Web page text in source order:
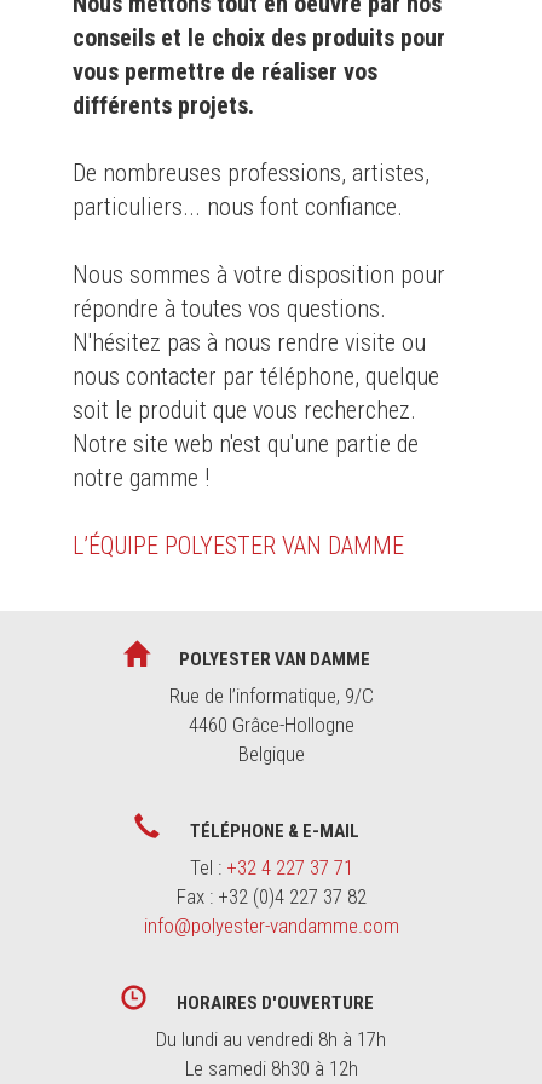
conseils et le choix des produits pour
vous permettre de réaliser vos
différents projets.
De nombreuses professions, artistes,
particuliers... nous font confiance.
Nous sommes à votre disposition pour
répondre à toutes vos questions.
N'hésitez pas à nous rendre visite ou
nous contacter par téléphone, quelque
soit le produit que vous recherchez.
Notre site web n'est qu'une partie de
notre gamme !
L’ÉQUIPE POLYESTER VAN DAMME
POLYESTER VAN DAMME
Rue de l’informatique, 9/C
4460 Grâce-Hollogne
Belgique
TÉLÉPHONE & E-MAIL
Tel : +32 4 227 37 71
Fax : +32 (0)4 227 37 82
info@polyester-vandamme.com
HORAIRES D'OUVERTURE
Du lundi au vendredi 8h à 17h
Le samedi 8h30 à 12h